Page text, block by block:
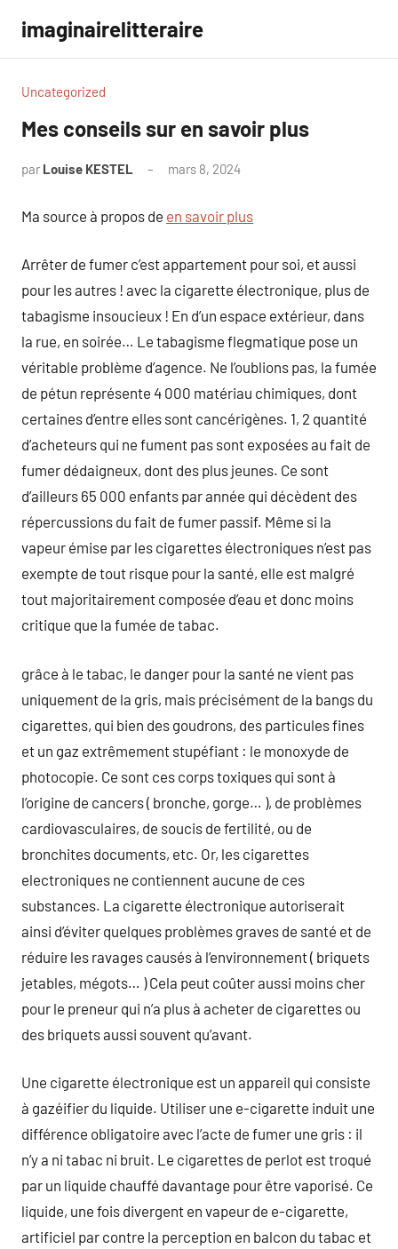
contenu
imaginairelitteraire
Uncategorized
Mes conseils sur en savoir plus
par Louise KESTEL mars 8, 2024
Ma source à propos de en savoir plus
Arrêter de fumer c’est appartement pour soi, et aussi
pour les autres ! avec la cigarette électronique, plus de
tabagisme insoucieux ! En d’un espace extérieur, dans
la rue, en soirée… Le tabagisme flegmatique pose un
véritable problème d’agence. Ne l’oublions pas, la fumée
de pétun représente 4 000 matériau chimiques, dont
certaines d’entre elles sont cancérigènes. 1, 2 quantité
d’acheteurs qui ne fument pas sont exposées au fait de
fumer dédaigneux, dont des plus jeunes. Ce sont
d’ailleurs 65 000 enfants par année qui décèdent des
répercussions du fait de fumer passif. Même si la
vapeur émise par les cigarettes électroniques n’est pas
exempte de tout risque pour la santé, elle est malgré
tout majoritairement composée d’eau et donc moins
critique que la fumée de tabac.
grâce à le tabac, le danger pour la santé ne vient pas
uniquement de la gris, mais précisément de la bangs du
cigarettes, qui bien des goudrons, des particules fines
et un gaz extrêmement stupéfiant : le monoxyde de
photocopie. Ce sont ces corps toxiques qui sont à
l’origine de cancers ( bronche, gorge… ), de problèmes
cardiovasculaires, de soucis de fertilité, ou de
bronchites documents, etc. Or, les cigarettes
electroniques ne contiennent aucune de ces
substances. La cigarette électronique autoriserait
ainsi d’éviter quelques problèmes graves de santé et de
réduire les ravages causés à l’environnement ( briquets
jetables, mégots… ) Cela peut coûter aussi moins cher
pour le preneur qui n’a plus à acheter de cigarettes ou
des briquets aussi souvent qu’avant.
Une cigarette électronique est un appareil qui consiste
à gazéifier du liquide. Utiliser une e-cigarette induit une
différence obligatoire avec l’acte de fumer une gris : il
n’y a ni tabac ni bruit. Le cigarettes de perlot est troqué
par un liquide chauffé davantage pour être vaporisé. Ce
liquide, une fois divergent en vapeur de e-cigarette,
artificiel par contre la perception en balcon du tabac et